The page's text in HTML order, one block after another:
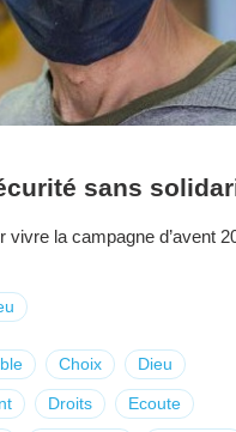
sans
vivre la campagne d’avent
Choix Dieu
Droits Ecoute